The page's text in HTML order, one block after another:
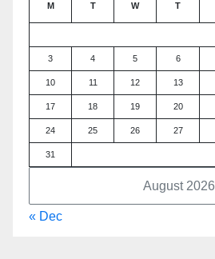
August 2026
M T W T
3 4 5 6
10 11 12 13
17 18 19 20
24 25 26 27
31
« Dec